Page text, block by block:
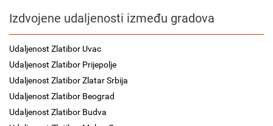
Izdvojene udaljenosti između gradova
Udaljenost Zlatibor Uvac
Udaljenost Zlatibor Prijepolje
Udaljenost Zlatibor Zlatar Srbija
Udaljenost Zlatibor Beograd
Udaljenost Zlatibor Budva